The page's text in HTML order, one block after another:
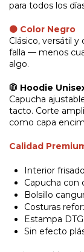
para todos los
⚫ Color Negro
Clásico, versátil
falla — menos
algo.
🧥 Hoodie
Capucha
tacto. Corte
como capa
Calidad
Interior
Capucha con
Bolsillo
Costuras
Estampa
Sin efecto